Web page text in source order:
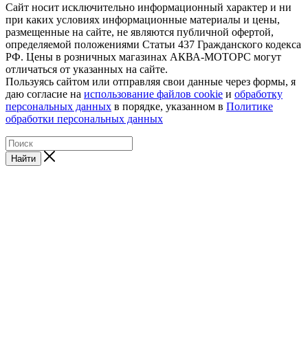
Сайт носит исключительно информационный характер и ни
при каких условиях информационные материалы и цены,
размещенные на сайте, не являются публичной офертой,
определяемой положениями Статьи 437 Гражданского кодекса
РФ. Цены в розничных магазинах АКВА-МОТОРС могут
отличаться от указанных на сайте.
Пользуясь сайтом или отправляя свои данные через формы, я
даю согласие на использование файлов cookie и обработку
персональных данных в порядке, указанном в Политике
обработки персональных данных
Найти